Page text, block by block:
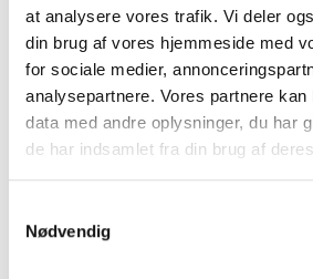
at analysere vores trafik. Vi deler
din brug af vores hjemmeside med
for sociale medier,
analysepartnere. Vores partnere
data med andre oplysninger, du har
de har indsamlet fra din brug af
Nødvendig
BESKRIVELSE
Tunikakjole med
kinakrave og 3/4